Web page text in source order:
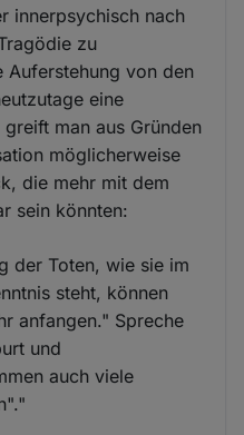
innerpsychisch nach
zu
Auferstehung von den
eine
man aus Gründen
möglicherweise
die mehr mit dem
sein könnten:
der Toten, wie sie im
steht, können
anfangen." Spreche
und
auch viele